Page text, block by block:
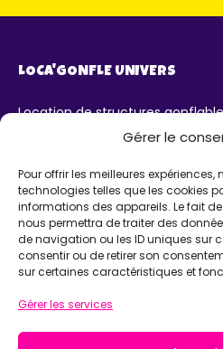
Gérer le
Pour offrir les meilleures
technologies telles que les cookies
informations des appareils. Le fait
nous permettra de traiter des
de navigation ou les ID uniques sur
consentir ou de retirer son
sur certaines caractéristiques et
Gérer les services
LOCA'GONFLE UNIVERS
Location de structures
Parc Loca'Gonfle XXL Colmar
Karting ludo-éducatif
AIDE
Chatbot IA Maurice
Infos pratiques
INFORMATIONS
Loca'Gonfle Eurl Z.A RODOLPHE,